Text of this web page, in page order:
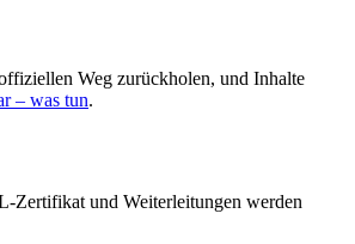
Weg zurückholen, und Inhalte
– was tun.
Zertifikat und Weiterleitungen werden